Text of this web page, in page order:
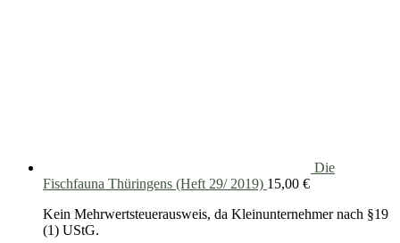
Die
Fischfauna Thüringens (Heft 29/ 2019) 15,00 €
Kein Mehrwertsteuerausweis, da Kleinunternehmer nach §19
(1) UStG.